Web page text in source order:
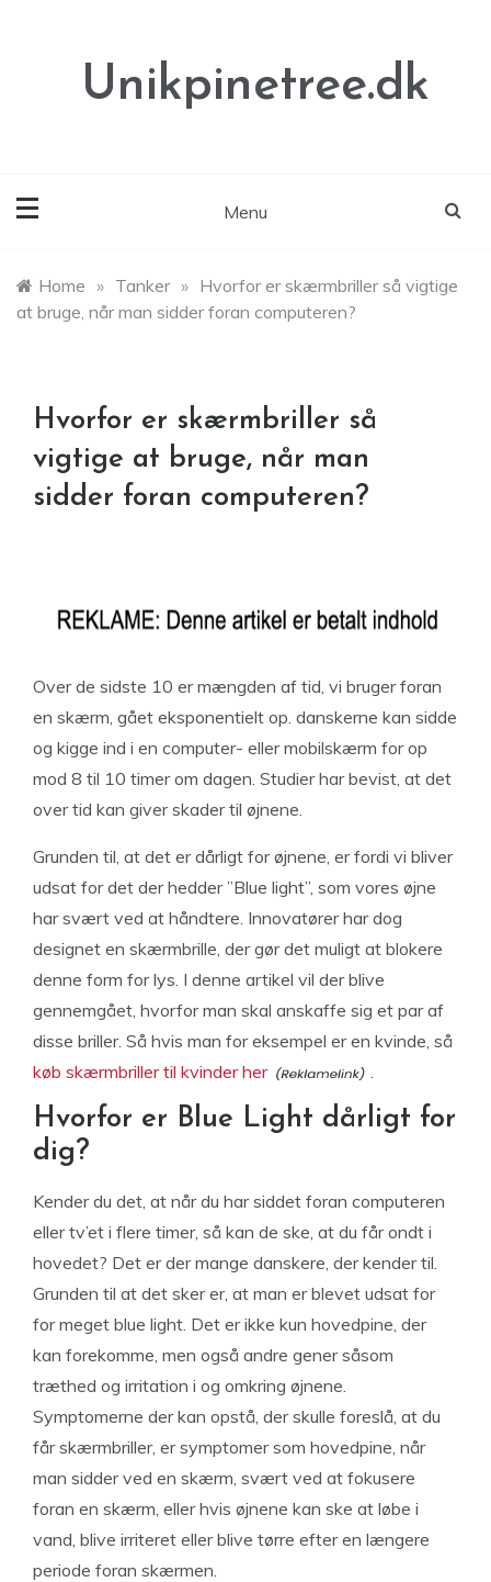
Unikpinetree.dk
Menu
Home » Tanker » Hvorfor er skærmbriller så vigtige
at bruge, når man sidder foran computeren?
Hvorfor er skærmbriller så
vigtige at bruge, når man
sidder foran computeren?
Over de sidste 10 er mængden af tid, vi bruger foran
en skærm, gået eksponentielt op. danskerne kan sidde
og kigge ind i en computer- eller mobilskærm for op
mod 8 til 10 timer om dagen. Studier har bevist, at det
over tid kan giver skader til øjnene.
Grunden til, at det er dårligt for øjnene, er fordi vi bliver
udsat for det der hedder ”Blue light”, som vores øjne
har svært ved at håndtere. Innovatører har dog
designet en skærmbrille, der gør det muligt at blokere
denne form for lys. I denne artikel vil der blive
gennemgået, hvorfor man skal anskaffe sig et par af
disse briller. Så hvis man for eksempel er en kvinde, så
køb skærmbriller til kvinder her
.
Hvorfor er Blue Light dårligt for
dig?
Kender du det, at når du har siddet foran computeren
eller tv’et i flere timer, så kan de ske, at du får ondt i
hovedet? Det er der mange danskere, der kender til.
Grunden til at det sker er, at man er blevet udsat for
for meget blue light. Det er ikke kun hovedpine, der
kan forekomme, men også andre gener såsom
træthed og irritation i og omkring øjnene.
Symptomerne der kan opstå, der skulle foreslå, at du
får skærmbriller, er symptomer som hovedpine, når
man sidder ved en skærm, svært ved at fokusere
foran en skærm, eller hvis øjnene kan ske at løbe i
vand, blive irriteret eller blive tørre efter en længere
periode foran skærmen.